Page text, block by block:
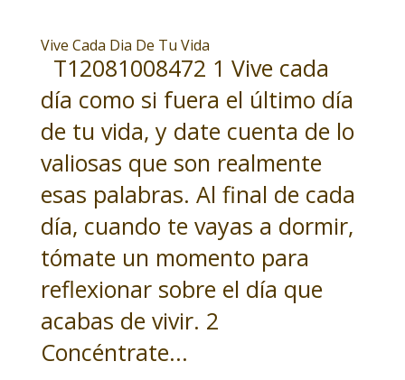
Vive Cada Dia De Tu Vida
T12081008472 1 Vive cada
día como si fuera el último día
de tu vida, y date cuenta de lo
valiosas que son realmente
esas palabras. Al final de cada
día, cuando te vayas a dormir,
tómate un momento para
reflexionar sobre el día que
acabas de vivir. 2
Concéntrate...